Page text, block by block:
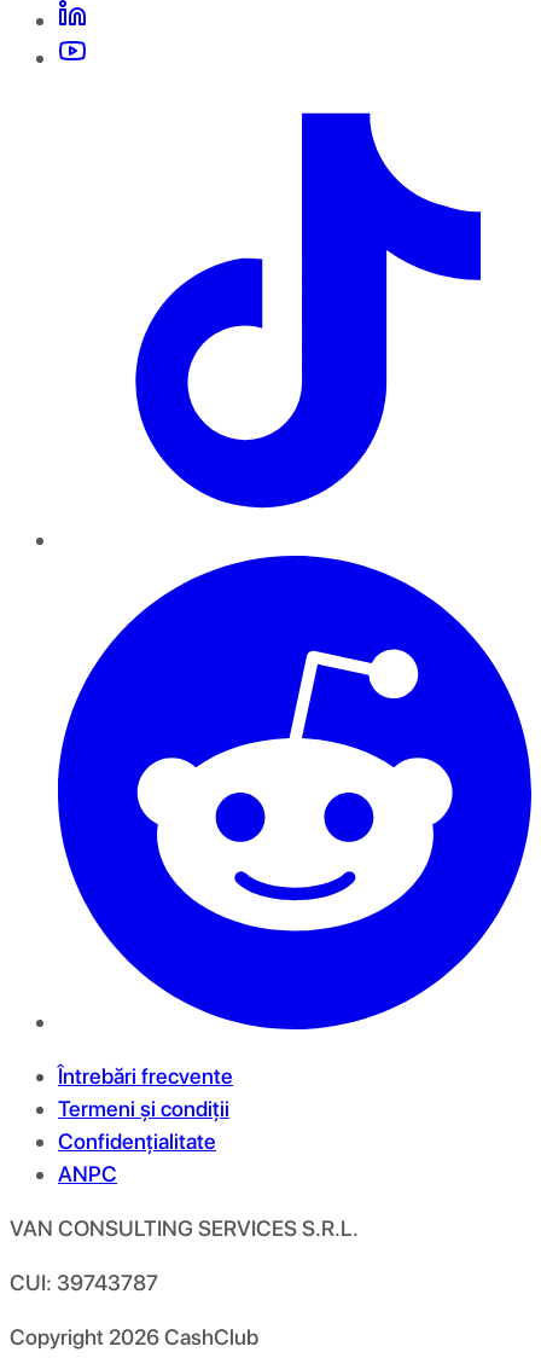
Întrebări frecvente
Termeni și condiții
Confidențialitate
ANPC
VAN CONSULTING SERVICES S.R.L.
CUI: 39743787
Copyright 2026CashClub